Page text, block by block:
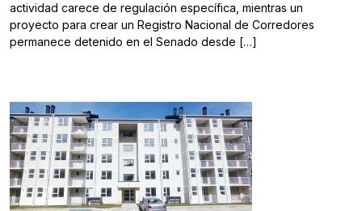
actividad carece de regulación específica, mientras un
proyecto para crear un Registro Nacional de Corredores
permanece detenido en el Senado desde […]